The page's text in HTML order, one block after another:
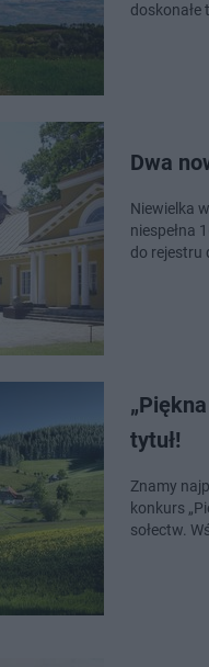
doskonałe
Dwa
Niewielka wieś w
niespełna
do rejestru
tytuł!
Znamy
konkurs
sołectw.